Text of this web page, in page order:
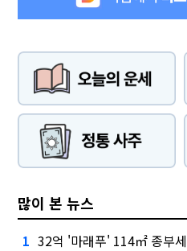
많이 본 뉴스
1 32억 '마래푸' 114㎡ 종부세,